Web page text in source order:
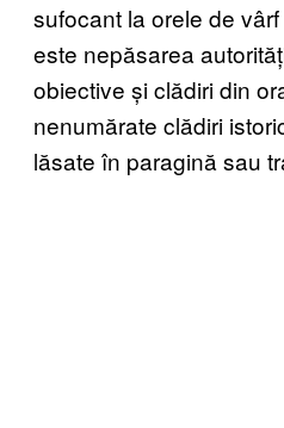
sufocant la orele de
este nepăsarea
obiective și clădiri din
nenumărate clădiri
lăsate în paragină sau